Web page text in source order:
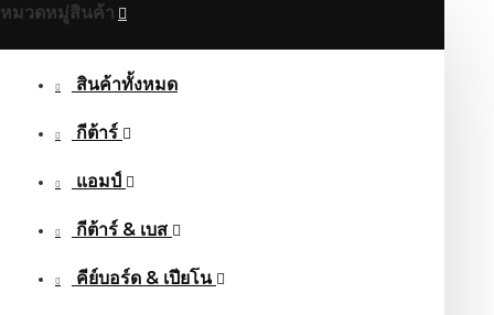
หมวดหมู่สินค้า
สินค้าทั้งหมด
กีต้าร์
แอมป์
กีต้าร์ & เบส
คีย์บอร์ด & เปียโน